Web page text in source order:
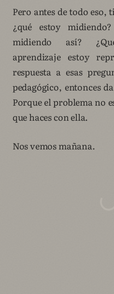
Pero antes de todo eso,
¿qué estoy
midiendo así?
aprendizaje estoy
respuesta a esas
pedagógico, entonces
Porque el problema no
que haces con ella.
Nos vemos mañana.